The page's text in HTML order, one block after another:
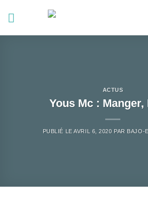
ACTUS
Yous Mc :
PUBLIÉ LEAVRIL 6, 2020 PAR BAJO-